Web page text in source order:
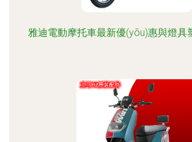
雅迪電動摩托車最新優(yōu)惠與燈具